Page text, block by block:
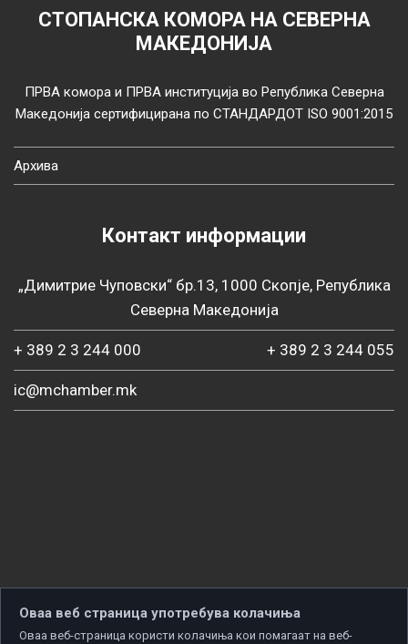
СТОПАНСКА КОМОРА НА СЕВЕРНА
МАКЕДОНИЈА
ПРВА комора и ПРВА институција во Република Северна
Македонија сертифицирана по СТАНДАРДОТ ISO 9001:2015
Архива
Контакт информации
„Димитрие Чуповски“ бр.13, 1000 Скопје, Република
Северна Македонија
+ 389 2 3 244 000 + 389 2 3 244 055
ic@mchamber.mk
Оваа веб страница употребува колачиња
Оваа веб-страница користи колачиња кои помагаат на веб-